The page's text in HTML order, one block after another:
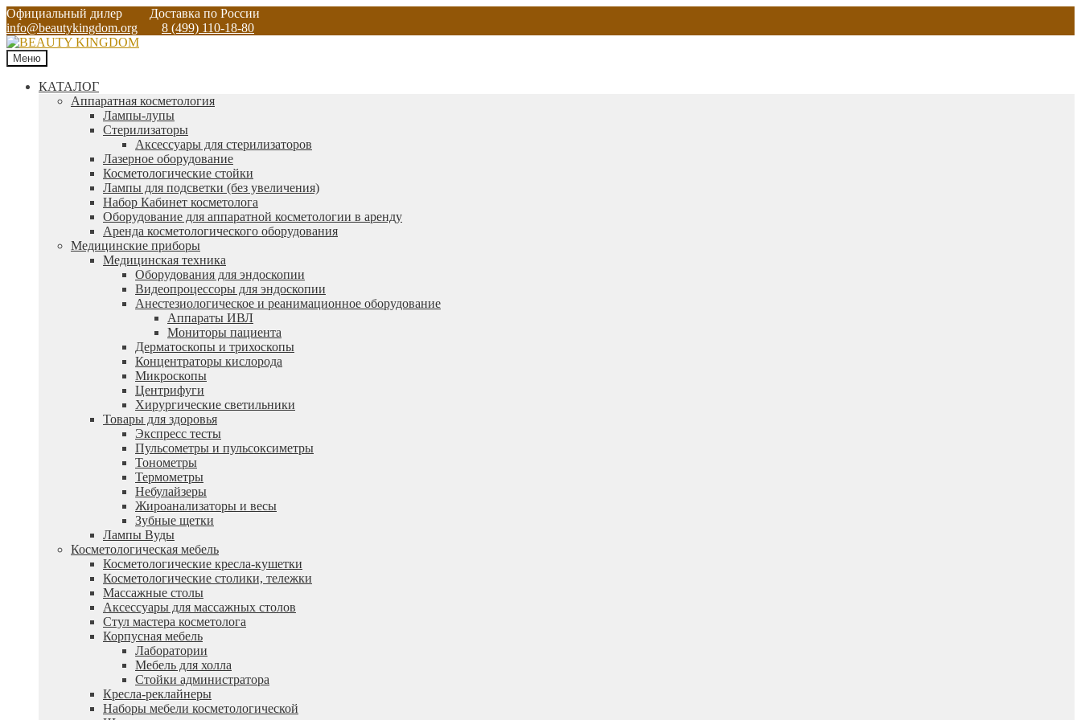
Официальный дилер
Доставка по России
info@beautykingdom.org
8 (499) 110-18-80
Меню
КАТАЛОГ
Аппаратная косметология
Лампы-лупы
Стерилизаторы
Аксессуары для стерилизаторов
Лазерное оборудование
Косметологические стойки
Лампы для подсветки (без увеличения)
Набор Кабинет косметолога
Оборудование для аппаратной косметологии в аренду
Аренда косметологического оборудования
Медицинские приборы
Медицинская техника
Оборудования для эндоскопии
Видеопроцессоры для эндоскопии
Анестезиологическое и реанимационное оборудование
Аппараты ИВЛ
Мониторы пациента
Дерматоскопы и трихоскопы
Концентраторы кислорода
Микроскопы
Центрифуги
Xирургические светильники
Товары для здоровья
Экспресс тесты
Пульсометры и пульсоксиметры
Тонометры
Термометры
Небулайзеры
Жироанализаторы и весы
Зубные щетки
Лампы Вуды
Косметологическая мебель
Косметологические кресла-кушетки
Косметологические столики, тележки
Массажные столы
Аксессуары для массажных столов
Стул мастера косметолога
Корпусная мебель
Лаборатории
Мебель для холла
Стойки администратора
Кресла-реклайнеры
Наборы мебели косметологической